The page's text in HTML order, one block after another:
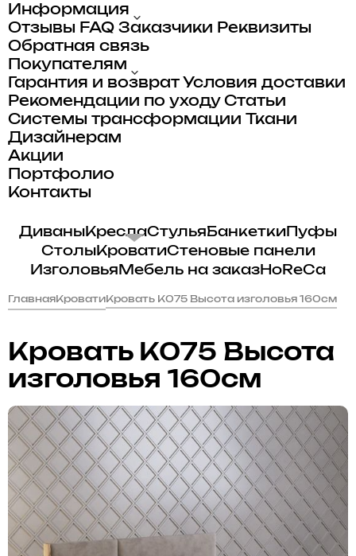
Информация
Отзывы FAQ Заказчики Реквизиты
Обратная связь
Покупателям
Гарантия и возврат Условия доставки
Рекомендации по уходу Статьи
Системы трансформации
Ткани
Дизайнерам
Акции
Портфолио
Контакты
ДиваныКреслаСтульяБанкеткиПуфы
СтолыКроватиСтеновые панели
Изголовья Мебель на заказHoReCa
ГлавнаяКроватиКровать K075 Высота изголовья 160см
Кровать K075 Высота
изголовья 160см